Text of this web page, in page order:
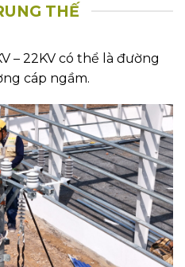
THẾ
– 22KV có thể là đường
cáp ngầm.